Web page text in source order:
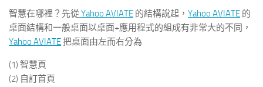
智慧在哪裡？先從Yahoo AVIATE 的結構說起， Yahoo AVIATE 的
桌面結構和一般桌面以桌面+應用程式的組成有非常大的不同，
Yahoo AVIATE把桌面由左而右分為
(1) 智慧頁
(2) 自訂首頁